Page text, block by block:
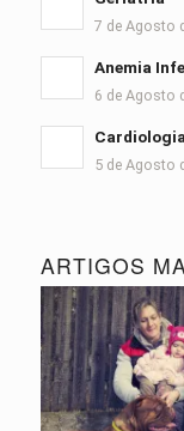
7 de Agosto
Anemia
6 de Agosto
5 de Agosto
ARTIGOS